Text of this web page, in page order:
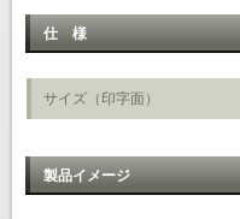
仕 様
サイズ（印字面）
製品イメージ